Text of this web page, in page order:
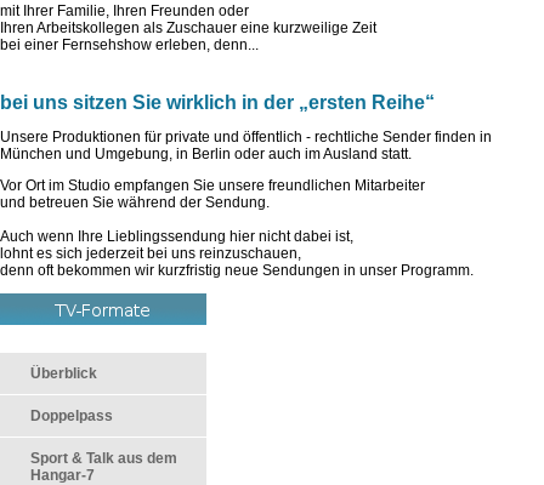
mit Ihrer Familie, Ihren Freunden oder
Ihren Arbeitskollegen als Zuschauer eine kurzweilige Zeit
bei einer Fernsehshow erleben, denn...
bei uns sitzen Sie wirklich in der „ersten Reihe“
Unsere Produktionen für private und öffentlich - rechtliche Sender finden in
München und Umgebung, in Berlin oder auch im Ausland statt.
Vor Ort im Studio empfangen Sie unsere freundlichen Mitarbeiter
und betreuen Sie während der Sendung.
Auch wenn Ihre Lieblingssendung hier nicht dabei ist,
lohnt es sich jederzeit bei uns reinzuschauen,
denn oft bekommen wir kurzfristig neue Sendungen in unser Programm.
Überblick
Doppelpass
Sport & Talk aus dem
Hangar-7